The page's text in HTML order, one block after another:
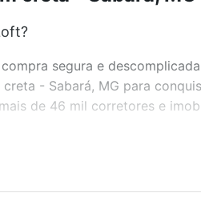
segura e
- Sabará, MG para
de 46 mil corretores e
e comodidades,